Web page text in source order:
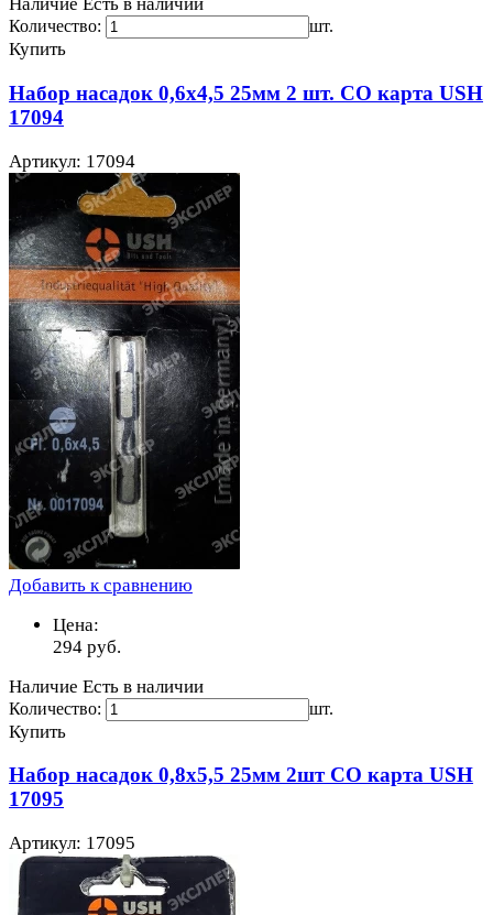
Наличие Есть в наличии
Количество: шт.
Купить
Набор насадок 0,6х4,5 25мм 2 шт. СО карта USH
17094
Артикул: 17094
Добавить к сравнению
Цена:
294 руб.
Наличие Есть в наличии
Количество: шт.
Купить
Набор насадок 0,8х5,5 25мм 2шт CO карта USH
17095
Артикул: 17095